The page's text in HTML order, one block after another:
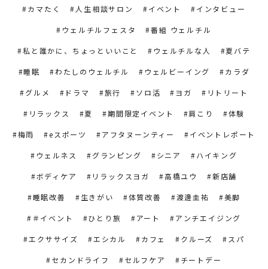
カマたく 人生相談サロン イベント インタビュー
ウェルチルフェスタ 番組 ウェルチル
私と誰かに、ちょっといいこと ウェルチルな人 夏バテ
睡眠 わたしのウェルチル ウェルビーイング カラダ
グルメ ドラマ 旅行 ソロ活 ヨガ リトリート
リラックス 夏 期間限定イベント 肩こり 体験
梅雨 eスポーツ アフタヌーンティー イベントレポート
ウェルネス グランピング シニア ハイキング
ボディケア リラックスヨガ 高橋ユウ 新店舗
睡眠改善 生きがい 体質改善 渡邊圭祐 美脚
＃イベント ひとり旅 アート アンチエイジング
エクササイズ エシカル カフェ クルーズ スパ
セカンドライフ セルフケア チートデー